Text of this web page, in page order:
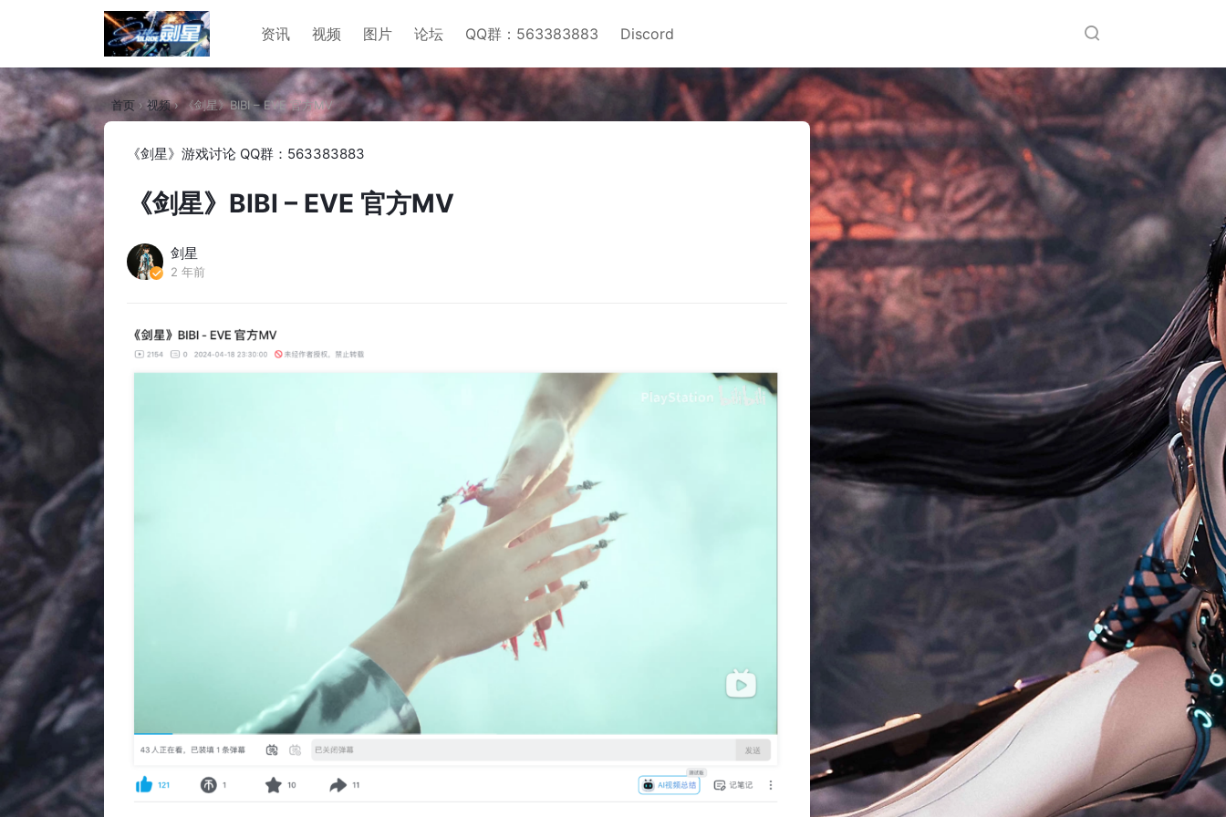
资讯 视频 图片 论坛 QQ群：563383883 Discord
首页 › 视频 › 《剑星》BIBI – EVE 官方MV
《剑星》游戏讨论 QQ群：563383883
《剑星》BIBI – EVE 官方MV
剑星
2 年前